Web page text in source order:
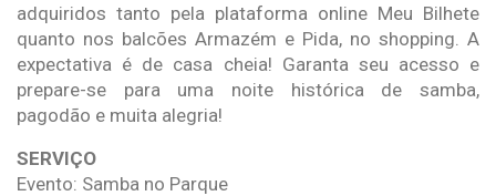
adquiridos tanto pela plataforma online Meu Bilhete
quanto nos balcões Armazém e Pida, no shopping. A
expectativa é de casa cheia! Garanta seu acesso e
prepare-se para uma noite histórica de samba,
pagodão e muita alegria!
SERVIÇO
Evento: Samba no Parque